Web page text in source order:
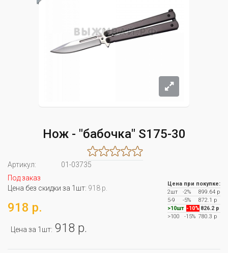
Нож - "бабочка" S175-30
Артикул:
01-03735
Под заказ
Цена без скидки за 1шт: 918 р.
918 р.
Цена за 1шт: 918 р.
Цена при покупке:
2шт
-2%
899.64 р
5-9
-5%
872.1 р
>10шт -10% 826.2 р
>100
-15% 780.3 р